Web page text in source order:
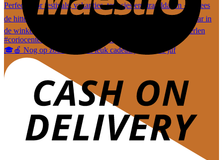
🎓🍎 Nog op zoek naar een leuk cadeautje voor de juf